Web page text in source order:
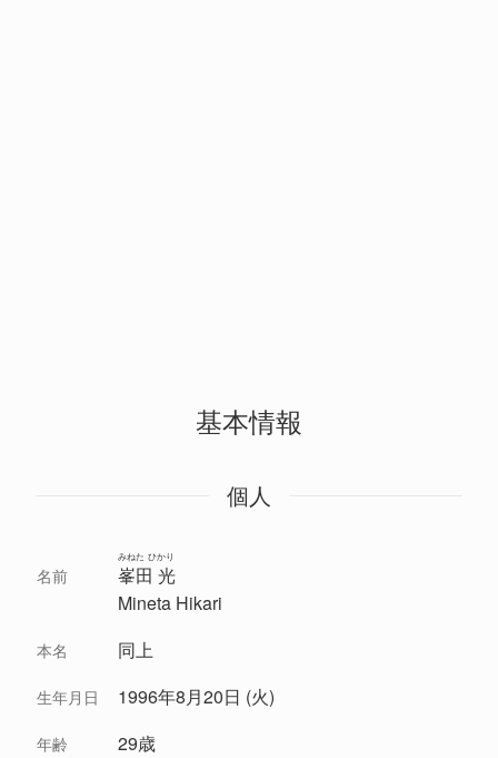
基本情報
個人
名前 峯田 光
みねた ひかり
Mineta Hikari
本名 同上
生年月日 1996年8月20日 (火)
年齢 29歳